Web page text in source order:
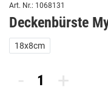
Art. Nr.: 1068131
Deckenbürste
18x8cm
- +